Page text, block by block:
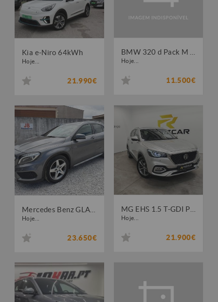
Kia e-Niro 64kWh
Hoje...
21.990€
Hoje...
11.500€
Hoje...
23.650€
Hoje...
21.900€